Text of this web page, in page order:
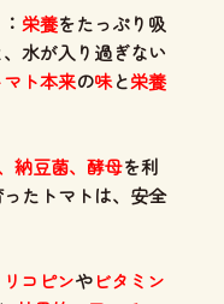
栄養をたっぷり吸
水が入り過ぎない
マト本来の味と栄養
納豆菌、酵母を利
たトマトは、安全
リコピンやビタミン